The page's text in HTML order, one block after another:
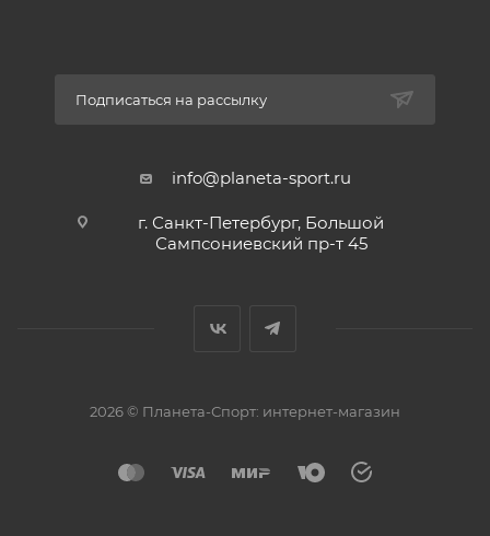
Подписаться на рассылку
info@planeta-sport.ru
г. Санкт-Петербург, Большой
Сампсониевский пр-т 45
2026 © Планета-Спорт: интернет-магазин